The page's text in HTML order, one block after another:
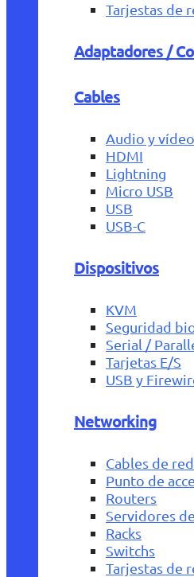
Tarjestas de
Adaptadores /
Cables
Audio y vídeo
HDMI
Lightning
Micro USB
USB
USB-C
Dispositivos
KVM
Seguridad
Serial /
Tarjetas E/S
USB y
Networking
Cables de red
Punto de
Routers
Servidores
Racks
Switchs
Tarjestas de